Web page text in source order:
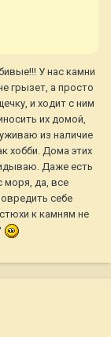
У нас камни
грызет, а просто
и ходит с ним
их домой,
из наличие
хобби. Дома этих
Даже есть
да, все
себе
к камням не